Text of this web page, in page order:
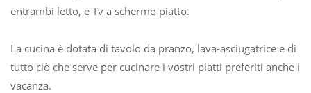
entrambi letto, e Tv a schermo piatto.
La cucina è dotata di tavolo da pranzo, lava-asciugatrice e di
tutto ciò che serve per cucinare i vostri piatti preferiti anche in
vacanza.